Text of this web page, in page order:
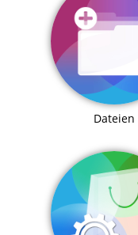
Dateien